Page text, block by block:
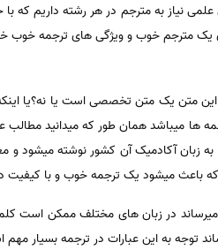
علمی نیاز به مترجم در هر رشته داریم
یک مترجم خوب و ویژگی های ترجمه خوب
این متن یک متن تخصصی است یا نه؟یا
ها میباشد همان طور که میدانید
زبان آکادمیک آن کشور نوشته میشود و
باعث میشود یک ترجمه خوب و با کیفیت
میرساند در زبان های مختلف ممکن است
توجه به این عبارات در ترجمه بسیار